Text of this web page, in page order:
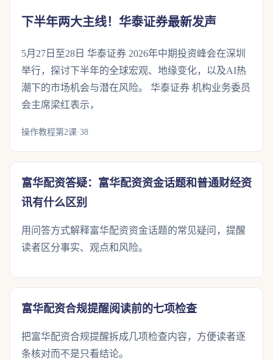
下半年两大主线！华泰证券最新发声
5月27日至28日 华泰证券 2026年中期投资峰会在深圳
举行，探讨下半年的全球宏观、地缘变化，以及AI热
潮下的市场机会与潜在风险。 华泰证券 机构业务委员
会主席梁红表示，
操作教程第2课·38
富华配资答疑：富华配资资金话题和普通财经资
讯有什么区别
用问答方式解释富华配资资金话题的常见疑问，提醒
读者区分事实、观点和风险。
富华配资合规提醒阅读前的七项检查
把富华配资合规提醒拆成几项检查内容，方便读者逐
条核对而不是只看结论。